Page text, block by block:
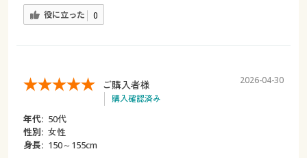
役に立った 0
ご購入者様
購入確認済み
2026-04-30
年代: 50代
性別: 女性
身長: 150～155cm